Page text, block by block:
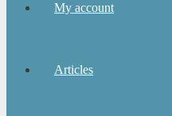
My account
Articles